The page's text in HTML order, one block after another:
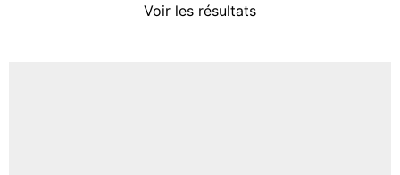
Voir les résultats